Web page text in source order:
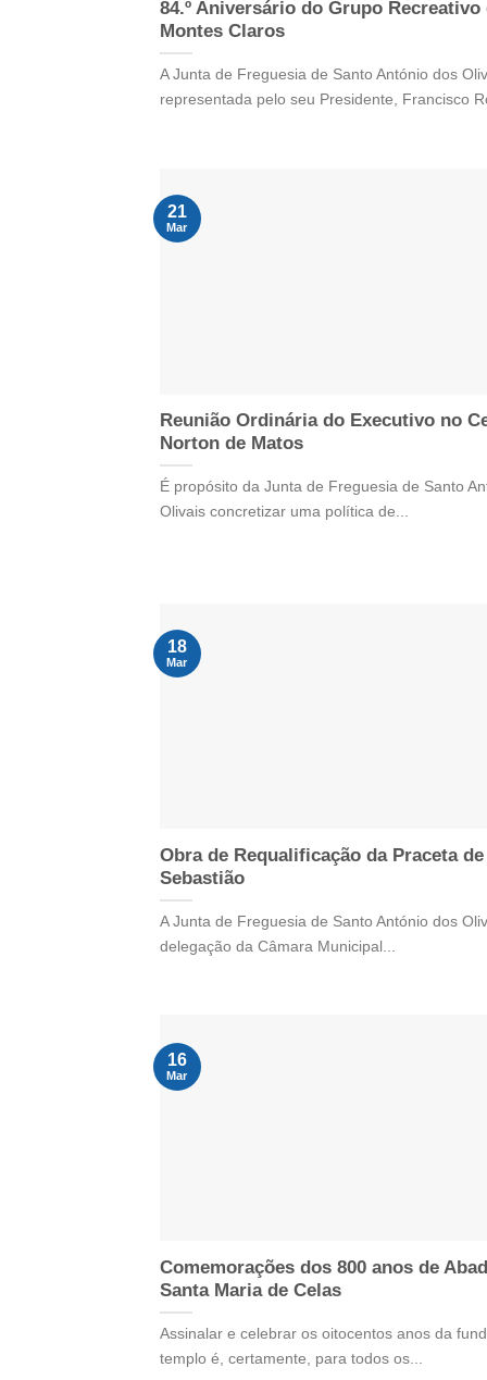
84.º Aniversário do Grupo Recreativo
Montes Claros
A Junta de Freguesia de Santo António dos
representada pelo seu Presidente, Francisco
Reunião Ordinária do Executivo no
Norton de Matos
É propósito da Junta de Freguesia de Santo
Olivais concretizar uma política de...
21
Mar
Obra de Requalificação da Praceta de
Sebastião
A Junta de Freguesia de Santo António dos
delegação da Câmara Municipal...
18
Mar
Comemorações dos 800 anos de
Santa Maria de Celas
Assinalar e celebrar os oitocentos anos da
templo é, certamente, para todos os...
16
Mar